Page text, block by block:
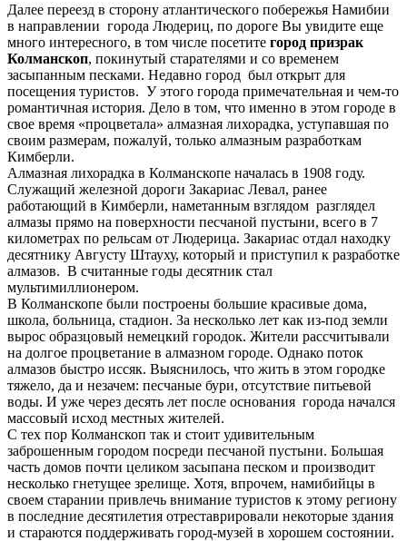
Далее переезд в сторону атлантического побережья Намибии
в направлении города Людериц, по дороге Вы увидите еще
много интересного, в том числе посетите город призрак
Колманскоп, покинутый старателями и со временем
засыпанным песками. Недавно город был открыт для
посещения туристов. У этого города примечательная и чем-то
романтичная история. Дело в том, что именно в этом городе в
свое время «процветала» алмазная лихорадка, уступавшая по
своим размерам, пожалуй, только алмазным разработкам
Кимберли.
Алмазная лихорадка в Колманскопе началась в 1908 году.
Служащий железной дороги Закариас Левал, ранее
работающий в Кимберли, наметанным взглядом разглядел
алмазы прямо на поверхности песчаной пустыни, всего в 7
километрах по рельсам от Людерица. Закариас отдал находку
десятнику Августу Штауху, который и приступил к разработке
алмазов. В считанные годы десятник стал
мультимиллионером.
В Колманскопе были построены большие красивые дома,
школа, больница, стадион. За несколько лет как из-под земли
вырос образцовый немецкий городок. Жители рассчитывали
на долгое процветание в алмазном городе. Однако поток
алмазов быстро иссяк. Выяснилось, что жить в этом городке
тяжело, да и незачем: песчаные бури, отсутствие питьевой
воды. И уже через десять лет после основания города начался
массовый исход местных жителей.
С тех пор Колманскоп так и стоит удивительным
заброшенным городом посреди песчаной пустыни. Большая
часть домов почти целиком засыпана песком и производит
несколько гнетущее зрелище. Хотя, впрочем, намибийцы в
своем старании привлечь внимание туристов к этому региону
в последние десятилетия отреставрировали некоторые здания
и стараются поддерживать город-музей в хорошем состоянии.